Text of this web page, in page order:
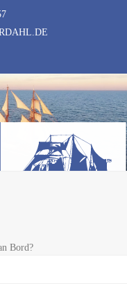
Bord?